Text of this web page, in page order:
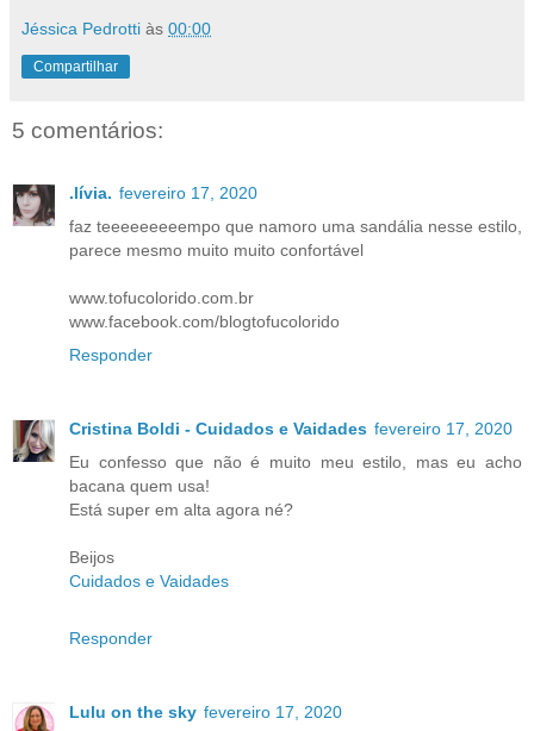
Jéssica Pedrotti às 00:00
Compartilhar
5 comentários:
.lívia. fevereiro 17, 2020
faz teeeeeeeeempo que namoro uma sandália nesse estilo,
parece mesmo muito muito confortável
www.tofucolorido.com.br
www.facebook.com/blogtofucolorido
Responder
Cristina Boldi - Cuidados e Vaidades fevereiro 17, 2020
Eu confesso que não é muito meu estilo, mas eu acho
bacana quem usa!
Está super em alta agora né?
Beijos
Cuidados e Vaidades
Responder
Lulu on the sky fevereiro 17, 2020